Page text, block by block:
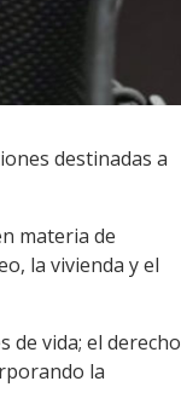
destinadas a
materia de
la vivienda y el
de vida; el derecho
la